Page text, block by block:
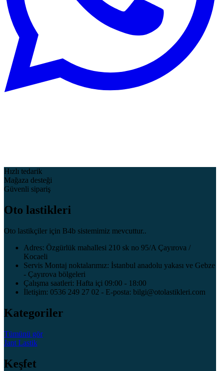
Hızlı tedarik
Mağaza desteği
Güvenli sipariş
Oto lastikleri
Oto lastikçiler için B4b sistemimiz mevcuttur..
Adres: Özgürlük mahallesi 210 sk no 95/A Çayırova /
Kocaeli
Servis Montaj noktalarımız: İstanbul anadolu yakası ve Gebze
- Çayırova bölgeleri
Çalışma saatleri: Hafta içi 09:00 - 18:00
İletişim: 0536 249 27 02 - E-posta: bilgi@otolastikleri.com
Kategoriler
Tümünü gör
Jant Lastik
Keşfet